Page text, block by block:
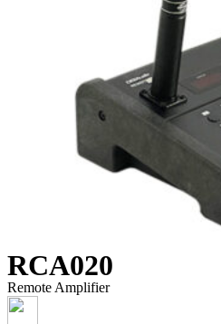
RCA020
Remote Amplifier